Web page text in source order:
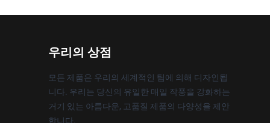
우리의 상점
모든 제품은 우리의 세계적인 팀에 의해 디자인됩
니다. 우리는 당신의 유일한 매일 작풍을 강화하는
거기 있는 아름다운, 고품질 제품의 다양성을 제안
합니다.